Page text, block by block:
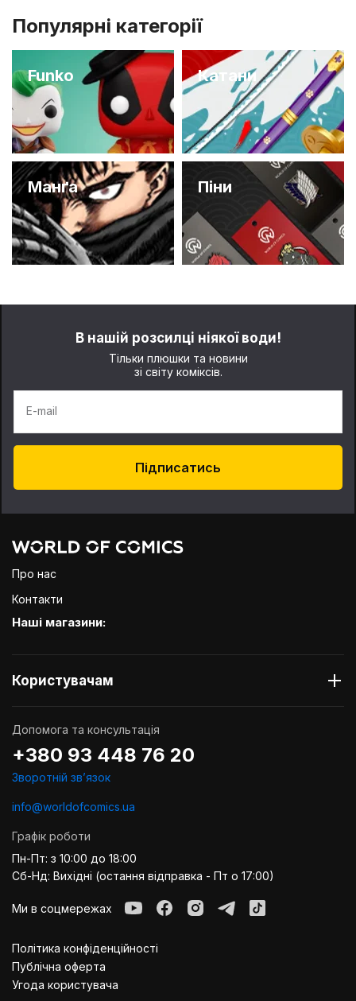
Популярні категорії
Funko Катани
Манґа Піни
В нашій розсилці ніякої води!
Тільки плюшки та новини
зі світу коміксів.
E-mail
Підписатись
Про нас
Контакти
Наші магазини:
Користувачам
Допомога та консультація
+380 93 448 76 20
Зворотній звʼязок
info@worldofcomics.ua
Графік роботи
Пн-Пт: з 10:00 до 18:00
Сб-Нд: Вихідні (остання відправка - Пт о 17:00)
Ми в соцмережах
Політика конфіденційності
Публiчна оферта
Угода користувача